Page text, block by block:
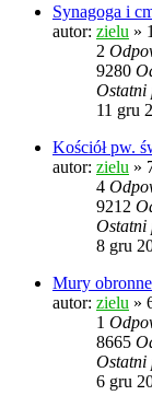
Synagoga i
autor: zielu »
2
9280
Ostatni
11 gru
Kościół pw.
autor: zielu »
4
9212
Ostatni
8 gru
Mury obronne
autor: zielu »
1
8665
Ostatni
6 gru